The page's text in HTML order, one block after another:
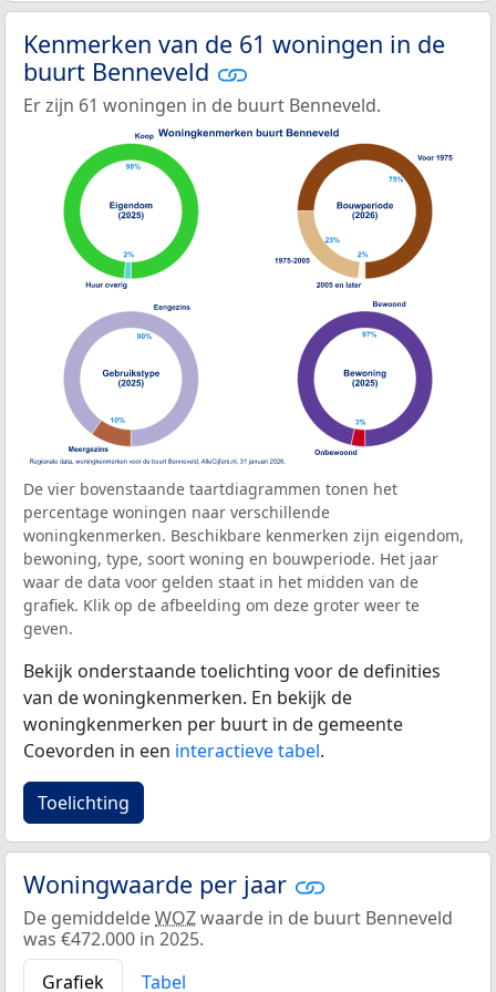
Kenmerken van de 61 woningen in de
buurt Benneveld
Er zijn 61 woningen in de buurt Benneveld.
De vier bovenstaande taartdiagrammen tonen het
percentage woningen naar verschillende
woningkenmerken. Beschikbare kenmerken zijn eigendom,
bewoning, type, soort woning en bouwperiode. Het jaar
waar de data voor gelden staat in het midden van de
grafiek. Klik op de afbeelding om deze groter weer te
geven.
Bekijk onderstaande toelichting voor de definities
van de woningkenmerken. En bekijk de
woningkenmerken per buurt in de gemeente
Coevorden in een interactieve tabel.
Toelichting
Woningwaarde per jaar
De gemiddeldeWOZwaarde in de buurt Benneveld
was €472.000 in 2025.
Grafiek
Tabel